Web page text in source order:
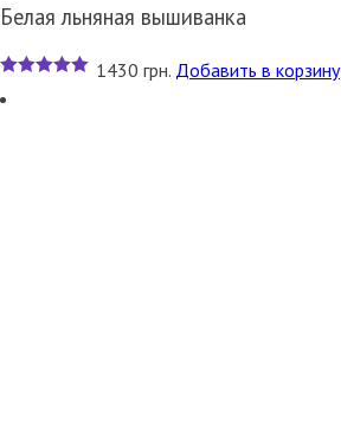
Белая льняная вышиванка
1430 грн. Добавить в корзину